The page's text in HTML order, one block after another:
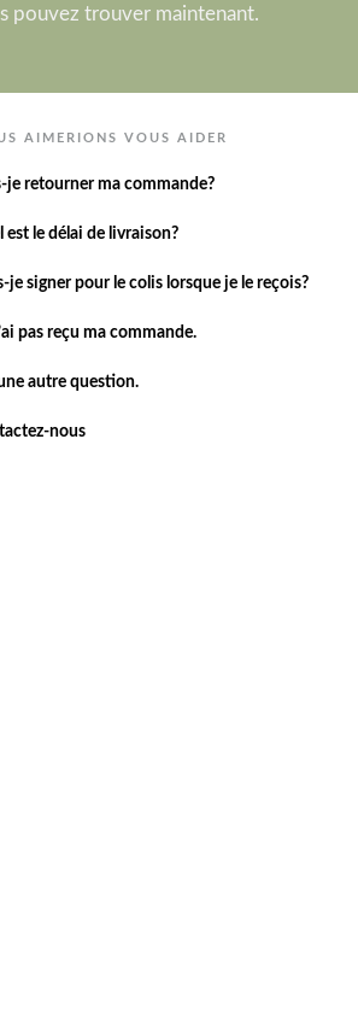
pouvez trouver maintenant.
AIMERIONS VOUS AIDER
je retourner ma commande?
est le délai de livraison?
je signer pour le colis lorsque je le reçois?
pas reçu ma commande.
autre question.
nous